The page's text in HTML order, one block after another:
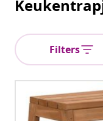
Filters